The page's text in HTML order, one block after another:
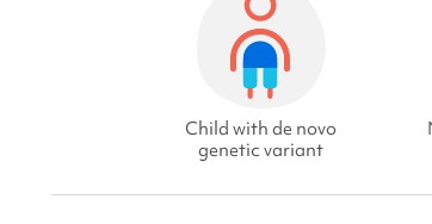
Child with de novo
genetic variant